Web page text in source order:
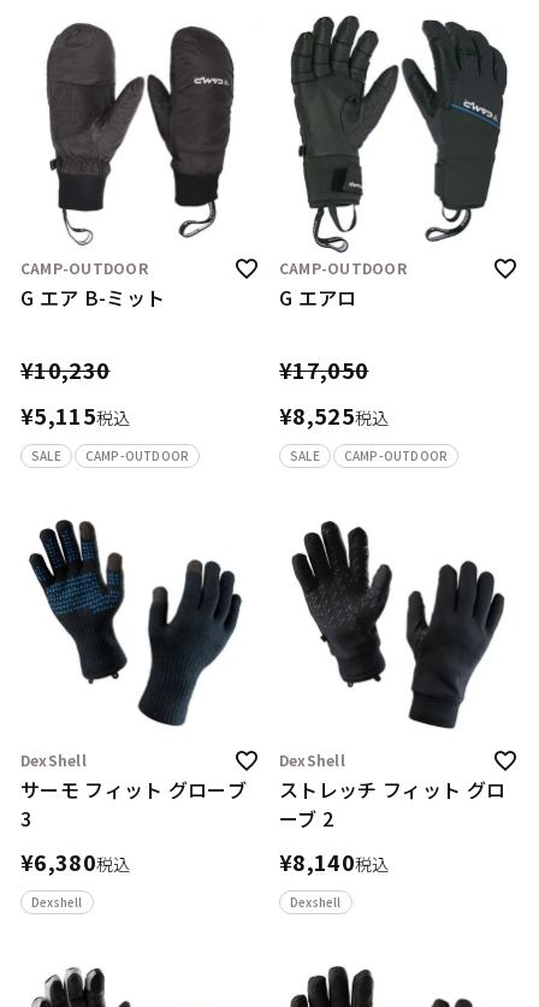
CAMP-OUTDOOR
G エア B-ミット
¥10,230
¥5,115税込
SALE CAMP-OUTDOOR
CAMP-OUTDOOR
G エアロ
¥17,050
¥8,525税込
SALE CAMP-OUTDOOR
DexShell
サーモ フィット グローブ
3
¥6,380税込
Dexshell
DexShell
ストレッチ フィット グロ
ーブ 2
¥8,140税込
Dexshell